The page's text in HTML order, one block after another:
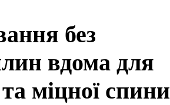
без
вдома для
міцної спини